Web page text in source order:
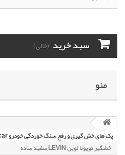
سبد خرید (خالی)
منو
پک های خش گیری و رفع سنگ خوردگی خودرو Paintcar خودروهای وارداتی
خشگير تویوتا لوین LEVIN سفيد ساده